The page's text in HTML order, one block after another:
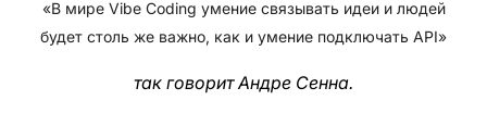
«В мире Vibe Coding умение связывать идеи и людей
будет столь же важно, как и умение подключать API»
так говорит Андре Сенна.